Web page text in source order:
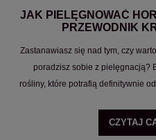
JAK PIELĘGNOWAĆ
PRZEWODNIK
Zastanawiasz się nad tym, czy
poradzisz sobie z pielęgnacją?
rośliny, które potrafią definitywnie
się kilku prostych zasad,
będzie dla Ciebie problemem.
CZYTAJ